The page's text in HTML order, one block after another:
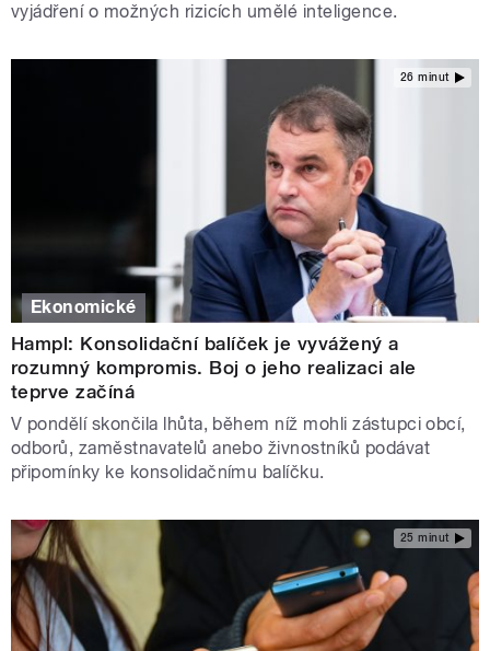
vyjádření o možných rizicích umělé inteligence.
26 minut
Ekonomické
Hampl: Konsolidační balíček je vyvážený a
rozumný kompromis. Boj o jeho realizaci ale
teprve začíná
V pondělí skončila lhůta, během níž mohli zástupci obcí,
odborů, zaměstnavatelů anebo živnostníků podávat
připomínky ke konsolidačnímu balíčku.
25 minut